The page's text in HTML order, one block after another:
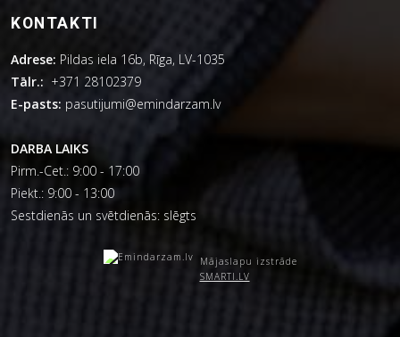
KONTAKTI
Adrese: Pildas iela 16b, Rīga, LV-1035
Tālr.: +371 28102379
E-pasts: pasutijumi@emindarzam.lv
DARBA LAIKS
Pirm.-Cet.: 9:00 - 17:00
Piekt.: 9:00 - 13:00
Sestdienās un svētdienās: slēgts
Mājaslapu izstrāde
SMARTI.LV